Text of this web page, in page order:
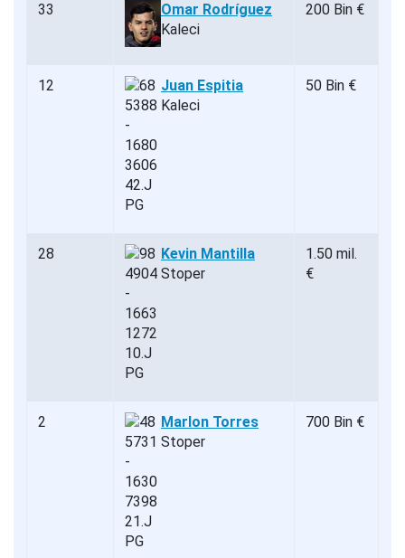
33
Omar Rodríguez
Kaleci
200 Bin €
12
Juan Espitia
Kaleci
50 Bin €
28
Kevin Mantilla
Stoper
1.50 mil.
€
2
Marlon Torres
Stoper
700 Bin €